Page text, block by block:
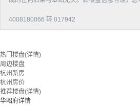
4008180066 转 017942
热门楼盘(详情)
周边楼盘
杭州新房
杭州房价
推荐楼盘(详情)
华昭府详情